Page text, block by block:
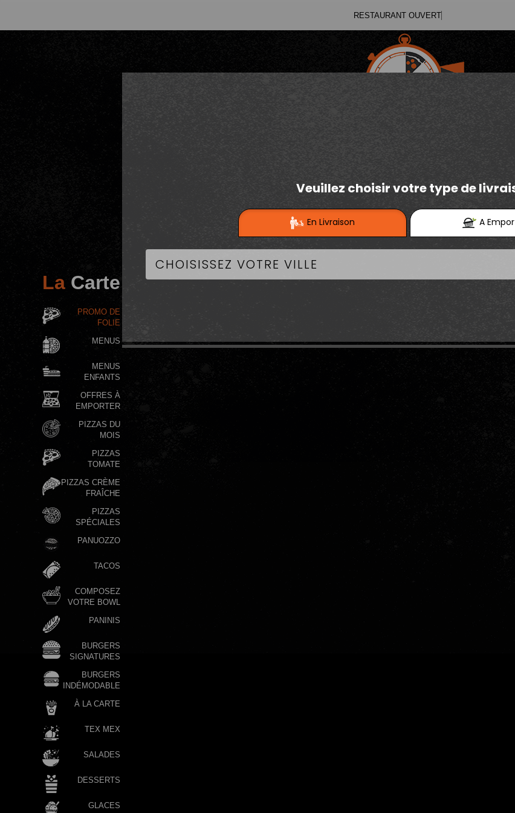
RESTAURANT
La Carte
PROMO DE
FOLIE
MENUS
MENUS
ENFANTS
OFFRES À
EMPORTER
PIZZAS DU
MOIS
PIZZAS
TOMATE
PIZZAS CRÈME
FRAÎCHE
PIZZAS
SPÉCIALES
PANUOZZO
TACOS
COMPOSEZ
VOTRE BOWL
PANINIS
BURGERS
SIGNATURES
BURGERS
INDÉMODABLE
À LA CARTE
TEX MEX
SALADES
DESSERTS
GLACES